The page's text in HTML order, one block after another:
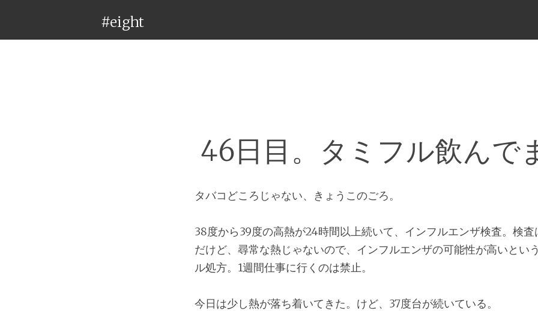
#eight
46日目。タミフル飲んで
タバコどころじゃない、きょうこのごろ。
38度から39度の高熱が24時間以上続いて、インフルエンザ検査。検査
だけど、尋常な熱じゃないので、インフルエンザの可能性が高いとい
ル処方。1週間仕事に行くのは禁止。
今日は少し熱が落ち着いてきた。けど、37度台が続いている。